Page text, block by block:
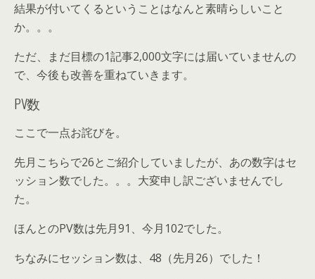
結果が付いてくるということはなんと素晴らしいこと
か。。。
ただ、まだ目標の1記事2,000文字には届いていませんの
で、今後も改善を重ねていきます。
PV数
ここで一点お詫びを。
先月こちらで26とご紹介していましたが、あの数字はセ
ッション数でした。。。大変申し訳ございませんでし
た。
ほんとのPV数は先月91、今月102でした。
ちなみにセッション数は、48（先月26）でした！